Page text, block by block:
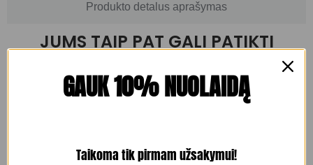
Produkto detalus aprašymas
JUMS TAIP PAT GALI PATIKTI
GAUK 10% NUOLAIDĄ
Taikoma tik pirmam užsakymui!